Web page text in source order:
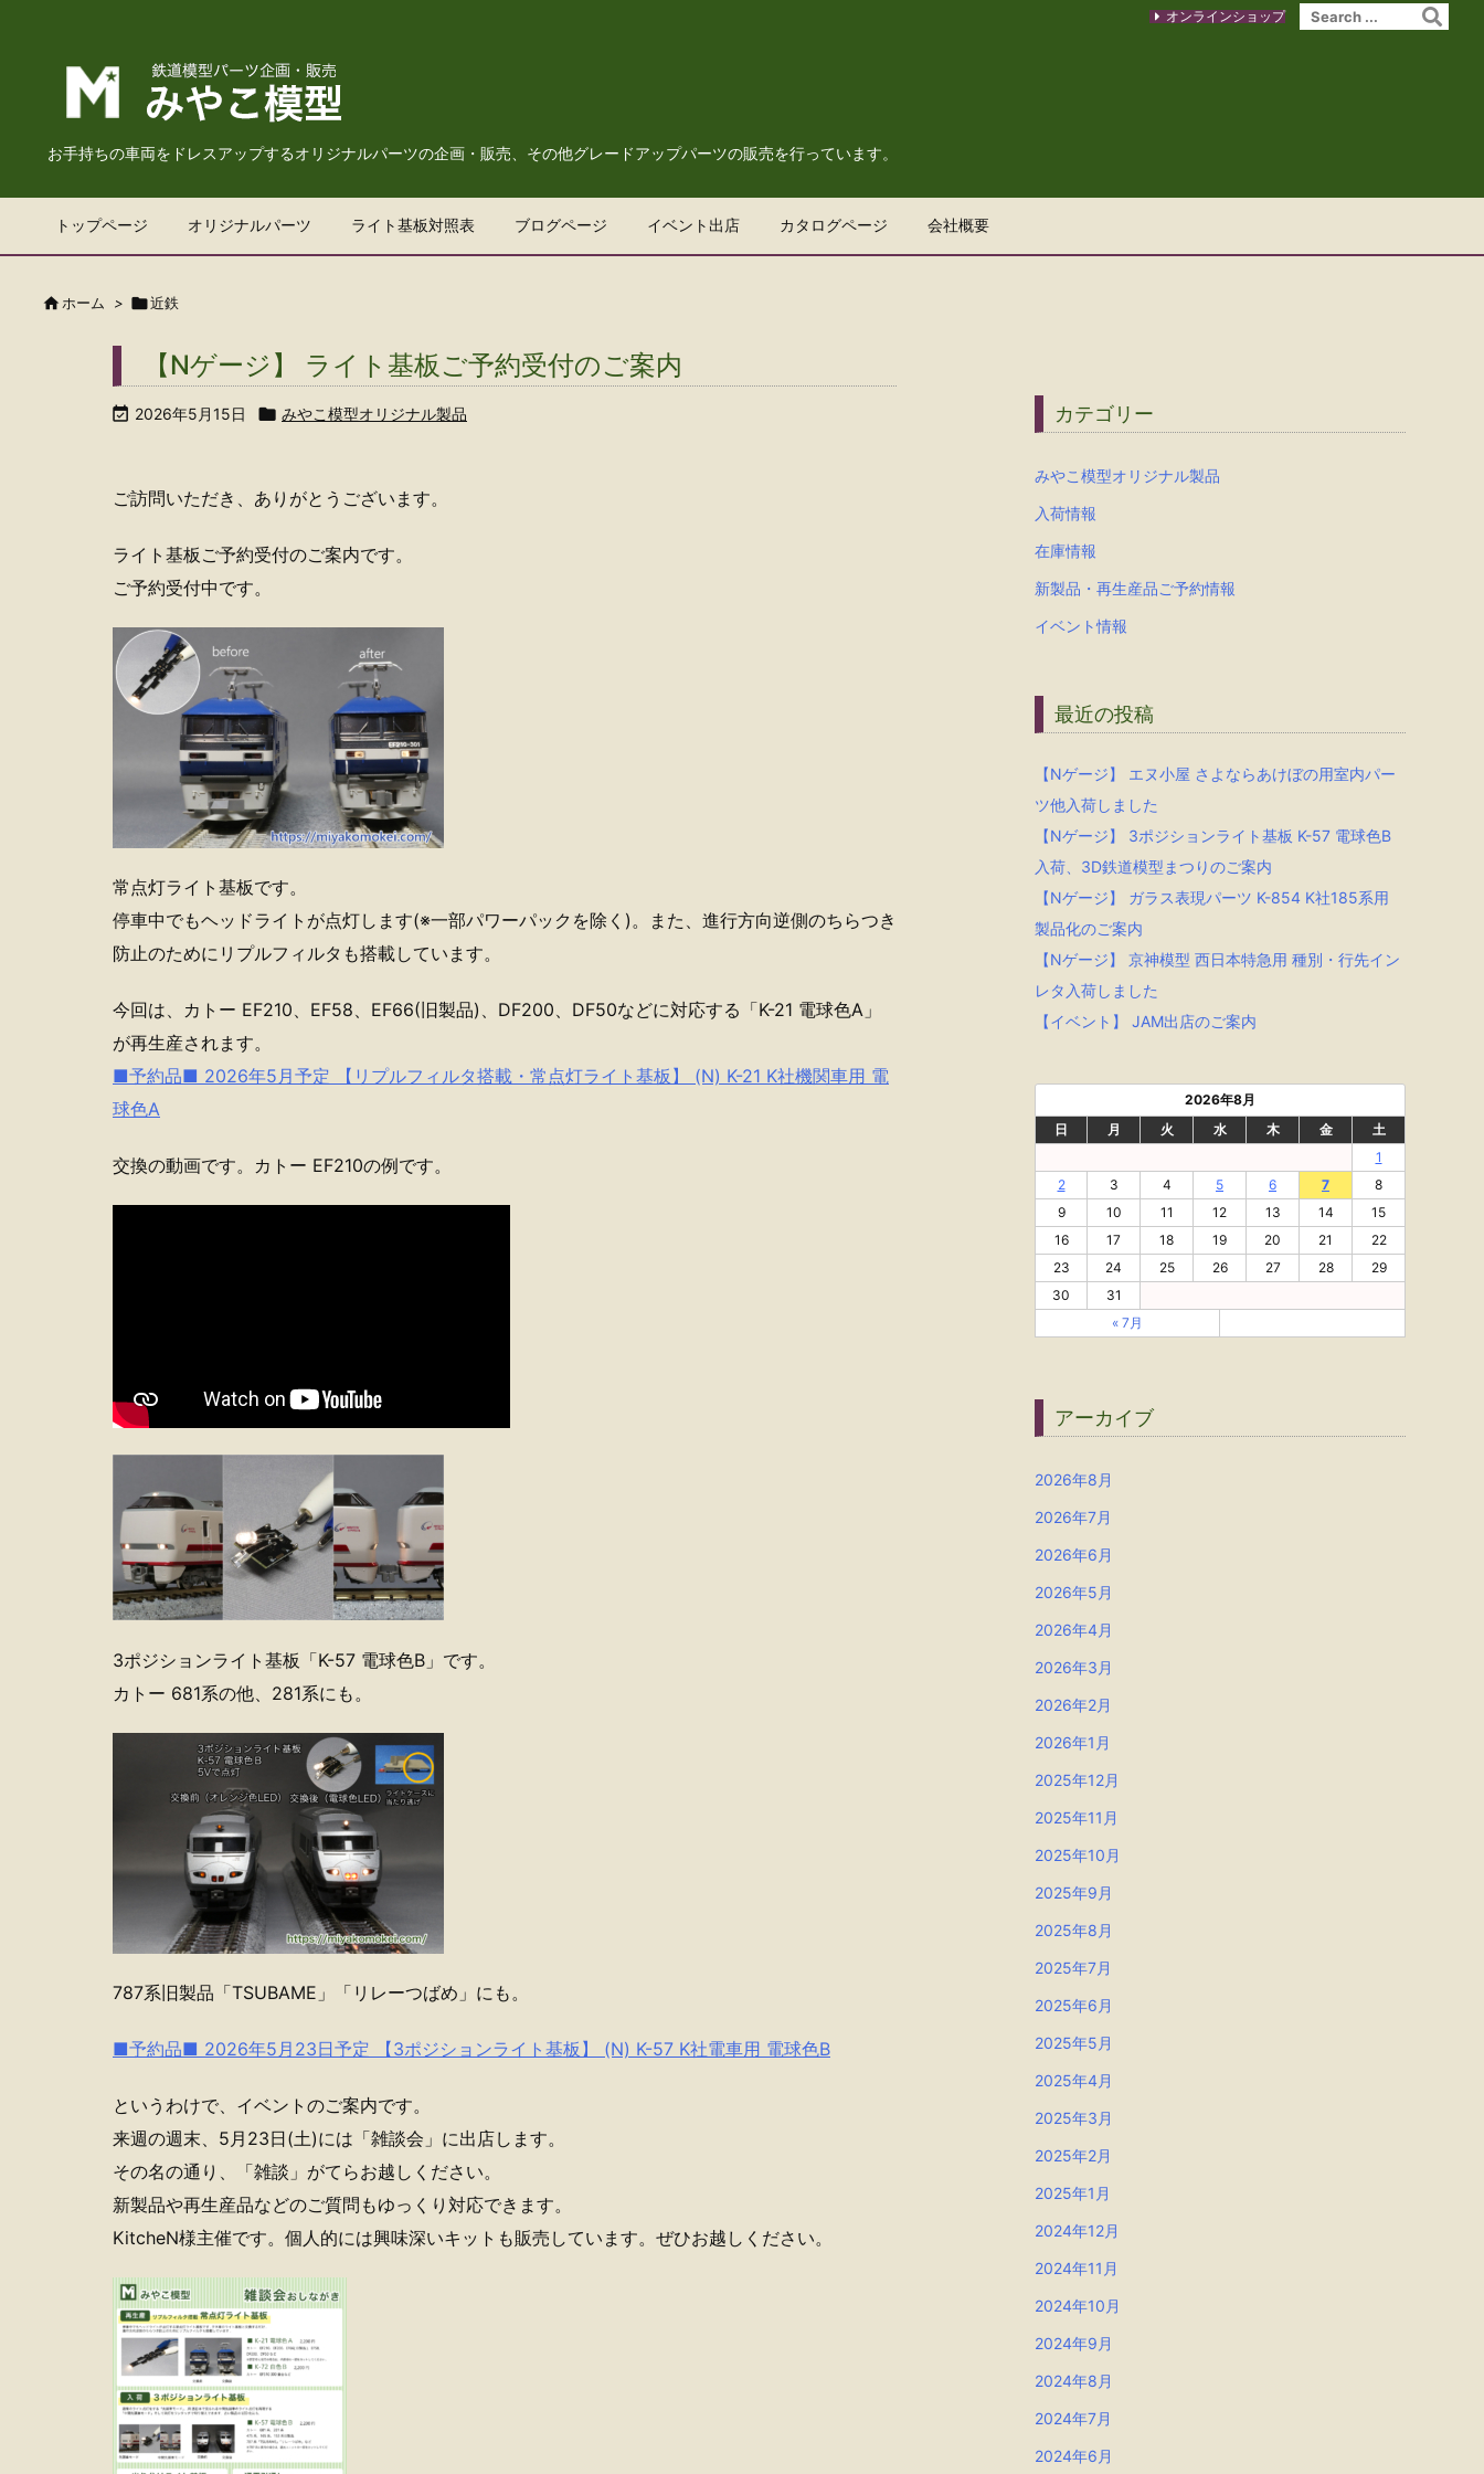
お手持ちの車両をドレスアップするオリジナルパーツの企画・販売、その他グレードアップパーツの販売を行っています。
トップページ オリジナルパーツ ライト基板対照表 ブログページ イベント出店 カタログページ 会社概要
オンラインショップ
 ホーム > 近鉄
【Nゲージ】 ライト基板ご予約受付のご案内
 2026年5月15日  みやこ模型オリジナル製品
ご訪問いただき、ありがとうございます。
ライト基板ご予約受付のご案内です。
ご予約受付中です。
常点灯ライト基板です。
停車中でもヘッドライトが点灯します(※一部パワーパックを除く)。また、進行方向逆側のちらつき
防止のためにリプルフィルタも搭載しています。
今回は、カトー EF210、EF58、EF66(旧製品)、DF200、DF50などに対応する「K-21 電球色A」
が再生産されます。
■予約品■ 2026年5月予定 【リプルフィルタ搭載・常点灯ライト基板】 (N) K-21 K社機関車用 電
球色A
交換の動画です。カトー EF210の例です。
3ポジションライト基板「K-57 電球色B」です。
カトー 681系の他、281系にも。
787系旧製品「TSUBAME」「リレーつばめ」にも。
■予約品■ 2026年5月23日予定 【3ポジションライト基板】 (N) K-57 K社電車用 電球色B
というわけで、イベントのご案内です。
来週の週末、5月23日(土)には「雑談会」に出店します。
その名の通り、「雑談」がてらお越しください。
新製品や再生産品などのご質問もゆっくり対応できます。
KitcheN様主催です。個人的には興味深いキットも販売しています。ぜひお越しください。
カテゴリー
みやこ模型オリジナル製品
入荷情報
在庫情報
新製品・再生産品ご予約情報
イベント情報
最近の投稿
【Nゲージ】 エヌ小屋 さよならあけぼの用室内パー
ツ他入荷しました
【Nゲージ】 3ポジションライト基板 K-57 電球色B
入荷、3D鉄道模型まつりのご案内
【Nゲージ】 ガラス表現パーツ K-854 K社185系用
製品化のご案内
【Nゲージ】 京神模型 西日本特急用 種別・行先イン
レタ入荷しました
【イベント】 JAM出店のご案内
2026年8月
日
月 火 水 木 金
土
1
2
3 4 5 6 7
8
9
10 11 12 13 14
15
16
17 18 19 20 21
22
23
24 25 26 27 28
29
30
31
« 7月
アーカイブ
2026年8月
2026年7月
2026年6月
2026年5月
2026年4月
2026年3月
2026年2月
2026年1月
2025年12月
2025年11月
2025年10月
2025年9月
2025年8月
2025年7月
2025年6月
2025年5月
2025年4月
2025年3月
2025年2月
2025年1月
2024年12月
2024年11月
2024年10月
2024年9月
2024年8月
2024年7月
2024年6月